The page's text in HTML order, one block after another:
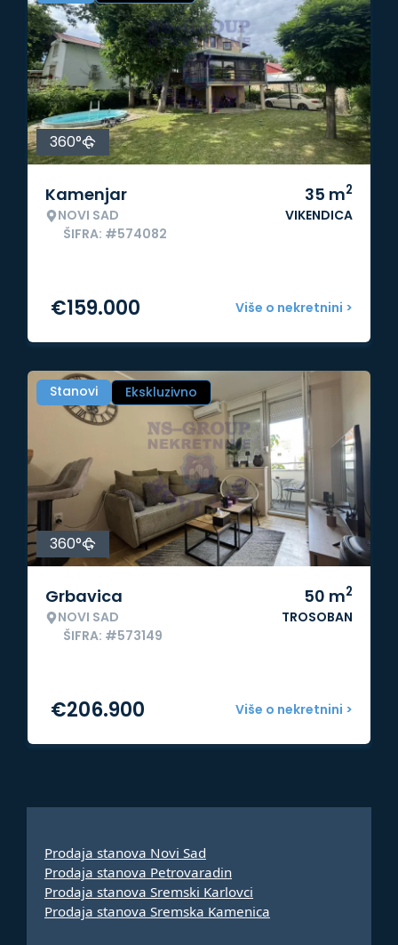
360°
Kamenjar
NOVI SAD
ŠIFRA: #574082
35 m2
VIKENDICA
Više o nekretnini >
€159.000
Stanovi Ekskluzivno
360°
Grbavica
NOVI SAD
ŠIFRA: #573149
50 m2
TROSOBAN
Više o nekretnini >
€206.900
Prodaja stanova Novi Sad
Prodaja stanova Petrovaradin
Prodaja stanova Sremski Karlovci
Prodaja stanova Sremska Kamenica